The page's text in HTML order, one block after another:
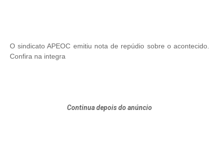
O sindicato APEOC emitiu nota de repúdio sobre o acontecido.
Confira na integra
Continua depois do anúncio